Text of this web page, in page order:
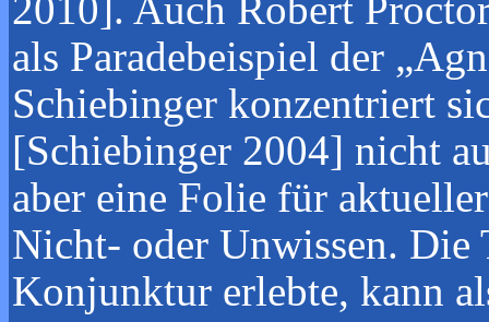
als Paradebeispiel der
Schiebinger konzentriert
[Schiebinger 2004] nicht
aber eine Folie für
Nicht- oder Unwissen. Die
Konjunktur erlebte, kann